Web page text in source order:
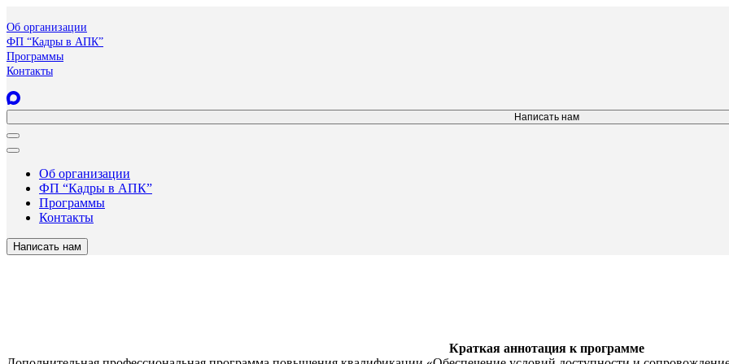
Об организации
ФП “Кадры в АПК”
Программы
Контакты
Написать нам
Об организации
ФП “Кадры в АПК”
Программы
Контакты
Написать нам
Краткая аннотация к программе